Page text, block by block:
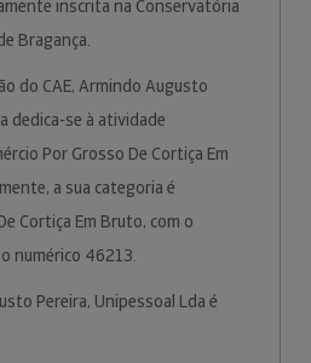
inscrita na Conservatória
Bragança.
do CAE, Armindo Augusto
dedica-se à atividade
Por Grosso De Cortiça Em
a sua categoria é
Cortiça Em Bruto, com o
numérico 46213.
Pereira, Unipessoal Lda é